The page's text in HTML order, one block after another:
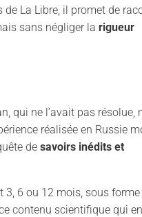
La Libre, il promet de
sans négliger larigueur
qui ne l’avait pas résolue,
réalisée en Russie
desavoirs inédits et
3, 6 ou 12 mois, sous forme
contenu scientifique qui